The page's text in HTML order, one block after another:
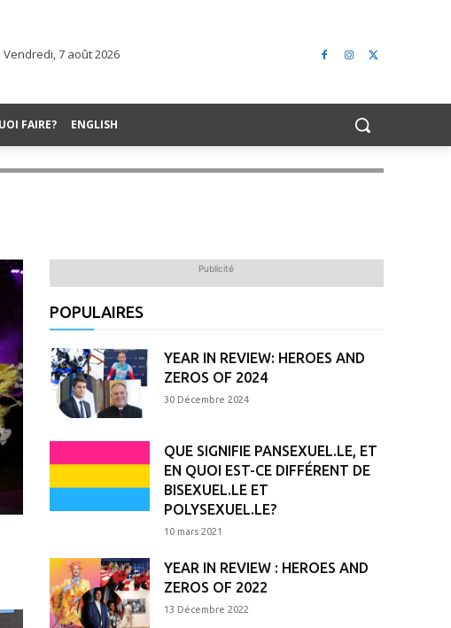
Vendredi, 7 août 2026
FAIRE? ENGLISH
Publicité
POPULAIRES
YEAR IN REVIEW: HEROES AND
ZEROS OF 2024
30 Décembre 2024
QUE SIGNIFIE PANSEXUEL.LE, ET
EN QUOI EST-CE DIFFÉRENT DE
BISEXUEL.LE ET
POLYSEXUEL.LE?
10 mars 2021
YEAR IN REVIEW : HEROES AND
ZEROS OF 2022
13 Décembre 2022